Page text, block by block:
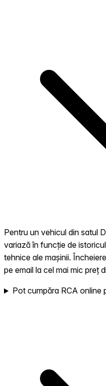
Pentru un vehicul din satul
variază în funcție de
tehnice ale mașinii.
pe email la cel mai mic preț
Pot cumpăra RCA online